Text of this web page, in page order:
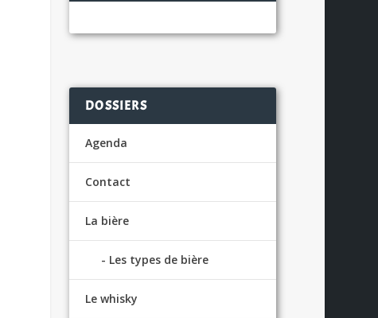
DOSSIERS
Agenda
Contact
La bière
Les types de bière
Le whisky